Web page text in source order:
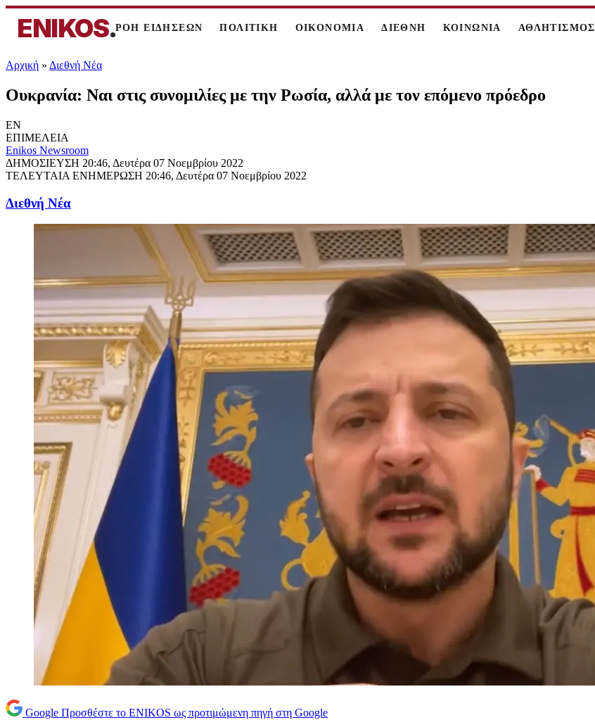
ENIKOS.ΡΟΗ ΕΙΔΗΣΕΩΝ ΠΟΛΙΤΙΚΗ ΟΙΚΟΝΟΜΙΑ ΔΙΕΘΝΗ ΚΟΙΝΩΝΙΑ ΑΘΛΗΤΙΣΜΟΣ
Αρχική » Διεθνή Νέα
Ουκρανία: Ναι στις συνομιλίες με την Ρωσία, αλλά με τον επόμενο πρόεδρο
EN
ΕΠΙΜΕΛΕΙΑ
Enikos Newsroom
ΔΗΜΟΣΙΕΥΣΗ 20:46, Δευτέρα 07 Νοεμβρίου 2022
ΤΕΛΕΥΤΑΙΑ ΕΝΗΜΕΡΩΣΗ 20:46, Δευτέρα 07 Νοεμβρίου 2022
Διεθνή Νέα
Google Προσθέστε το ENIKOS ως προτιμώμενη πηγή στη Google